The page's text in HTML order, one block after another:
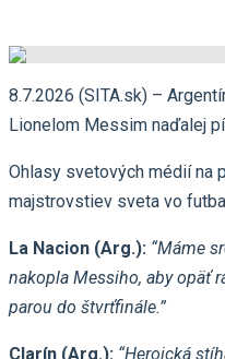
8.7.2026 (SITA.sk) –
Lionelom Messim naďalej
Ohlasy svetových médií na
majstrovstiev sveta vo
La Nacion (Arg.): “Máme
nakopla Messiho, aby opäť
parou do štvrťfinále.”
Clarín (Arg.): “Heroická